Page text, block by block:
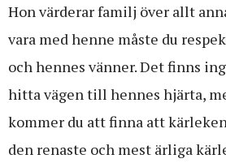
Hon värderar familj över allt
vara med henne måste du
och hennes vänner. Det finns
hitta vägen till hennes hjärta,
kommer du att finna att
den renaste och mest ärliga